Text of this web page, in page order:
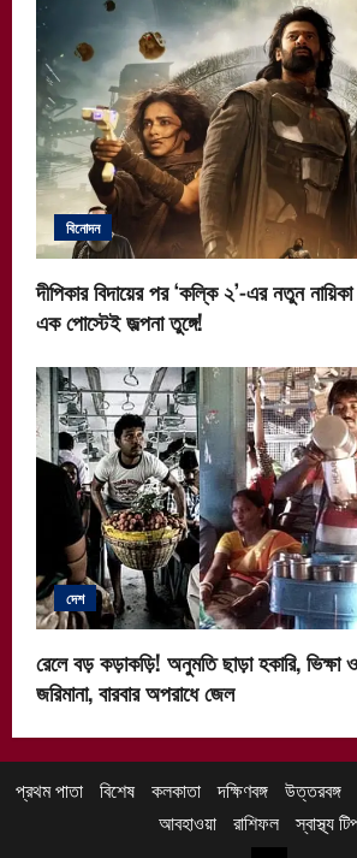
বিনোদন
দীপিকার বিদায়ের পর ‘কল্কি ২’-এর নতুন
এক পোস্টেই জল্পনা তুঙ্গে!
দেশ
রেলে বড় কড়াকড়ি! অনুমতি ছাড়া হকারি, ভিক্ষা
জরিমানা, বারবার অপরাধে জেল
প্রথম পাতা বিশেষ কলকাতা দক্ষিণবঙ্গ উত্তরবঙ্গ
আবহাওয়া
রাশিফল স্বাস্থ্য